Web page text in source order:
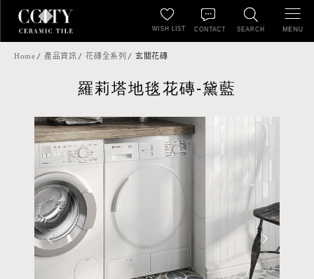
SEARCH
WISH LIST CONTACT MENU
Home 產品資訊 花磚全系列 玄關花磚
羅莉塔地毯花磚-黛藍